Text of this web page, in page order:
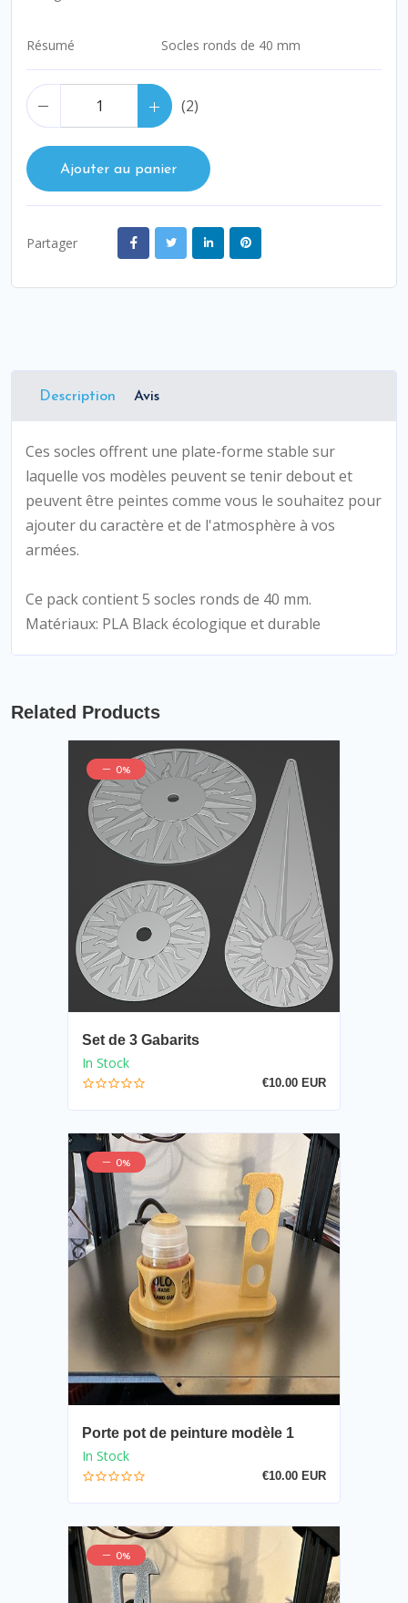
Résumé Socles ronds de 40 mm
(2)
Ajouter au panier
Partager
Description Avis
Ces socles offrent une plate-forme stable sur
laquelle vos modèles peuvent se tenir debout et
peuvent être peintes comme vous le souhaitez pour
ajouter du caractère et de l'atmosphère à vos
armées.
Ce pack contient 5 socles ronds de 40 mm.
Matériaux: PLA Black écologique et durable
Related Products
0%
Set de 3 Gabarits
In Stock
€10.00 EUR
0%
Porte pot de peinture modèle 1
In Stock
€10.00 EUR
0%